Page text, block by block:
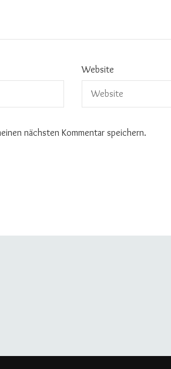
Website
nächsten Kommentar speichern.